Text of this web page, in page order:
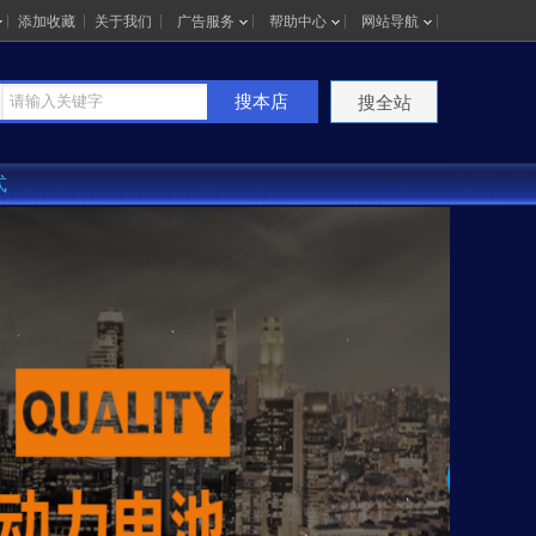
添加收藏 关于我们 广告服务 帮助中心 网站导航
搜本店 搜全站